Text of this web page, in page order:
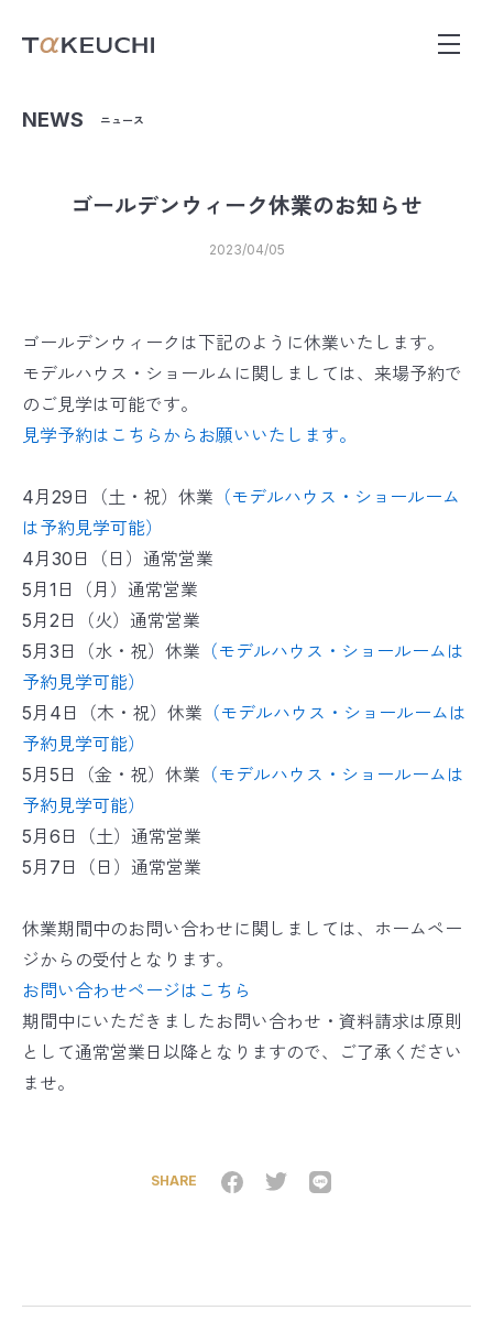
NEWS ニュース
ゴールデンウィーク休業のお知らせ
2023/04/05
ゴールデンウィークは下記のように休業いたします。
モデルハウス・ショールムに関しましては、来場予約で
のご見学は可能です。
見学予約はこちらからお願いいたします。
4月29日（土・祝）休業 （モデルハウス・ショールーム
は予約見学可能）
4月30日（日）通常営業
5月1日（月）通常営業
5月2日（火）通常営業
5月3日（水・祝）休業 （モデルハウス・ショールームは
予約見学可能）
5月4日（木・祝）休業 （モデルハウス・ショールームは
予約見学可能）
5月5日（金・祝）休業 （モデルハウス・ショールームは
予約見学可能）
5月6日（土）通常営業
5月7日（日）通常営業
休業期間中のお問い合わせに関しましては、ホームペー
ジからの受付となります。
お問い合わせページはこちら
期間中にいただきましたお問い合わせ・資料請求は原則
として通常営業日以降となりますので、ご了承ください
ませ。
SHARE